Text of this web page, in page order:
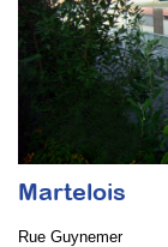
Martelois
Rue Guynemer